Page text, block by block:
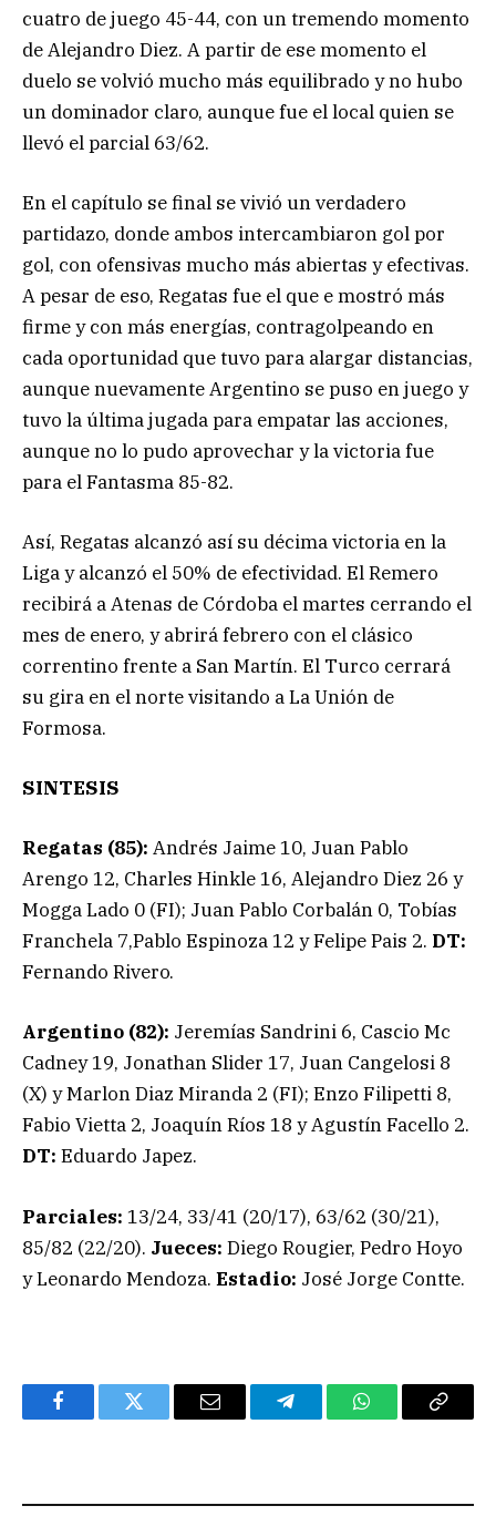
cuatro de juego 45-44, con un tremendo momento
de Alejandro Diez. A partir de ese momento el
duelo se volvió mucho más equilibrado y no hubo
un dominador claro, aunque fue el local quien se
llevó el parcial 63/62.
En el capítulo se final se vivió un verdadero
partidazo, donde ambos intercambiaron gol por
gol, con ofensivas mucho más abiertas y efectivas.
A pesar de eso, Regatas fue el que e mostró más
firme y con más energías, contragolpeando en
cada oportunidad que tuvo para alargar distancias,
aunque nuevamente Argentino se puso en juego y
tuvo la última jugada para empatar las acciones,
aunque no lo pudo aprovechar y la victoria fue
para el Fantasma 85-82.
Así, Regatas alcanzó así su décima victoria en la
Liga y alcanzó el 50% de efectividad. El Remero
recibirá a Atenas de Córdoba el martes cerrando el
mes de enero, y abrirá febrero con el clásico
correntino frente a San Martín. El Turco cerrará
su gira en el norte visitando a La Unión de
Formosa.
SINTESIS
Regatas (85): Andrés Jaime 10, Juan Pablo
Arengo 12, Charles Hinkle 16, Alejandro Diez 26 y
Mogga Lado 0 (FI); Juan Pablo Corbalán 0, Tobías
Franchela 7,Pablo Espinoza 12 y Felipe Pais 2. DT:
Fernando Rivero.
Argentino (82): Jeremías Sandrini 6, Cascio Mc
Cadney 19, Jonathan Slider 17, Juan Cangelosi 8
(X) y Marlon Diaz Miranda 2 (FI); Enzo Filipetti 8,
Fabio Vietta 2, Joaquín Ríos 18 y Agustín Facello 2.
DT: Eduardo Japez.
Parciales: 13/24, 33/41 (20/17), 63/62 (30/21),
85/82 (22/20). Jueces: Diego Rougier, Pedro Hoyo
y Leonardo Mendoza. Estadio: José Jorge Contte.
FacebookTwitter Email TelegramWhatsAppCopy